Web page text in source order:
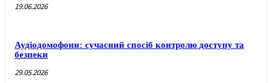
19.06.2026
Аудіодомофони: сучасний спосіб контролю доступу та
безпеки
29.05.2026